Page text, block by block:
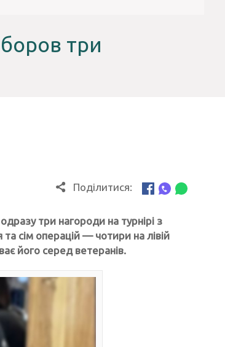
три
Поділитися:
три нагороди на турнірі з
сім операцій — чотири на лівій
його серед ветеранів.